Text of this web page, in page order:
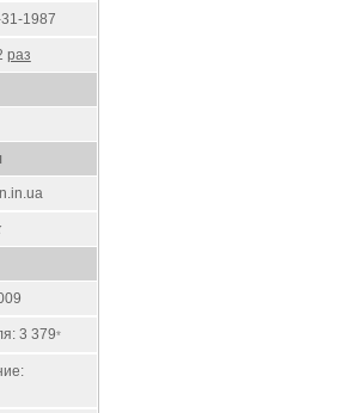
31-1987
раз
3 379*